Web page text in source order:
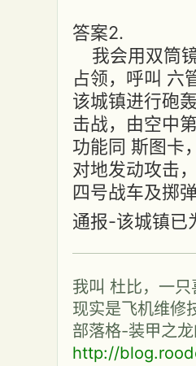
答案2.
我会用双筒
占领，呼叫 六
该城镇进行砲
击战，由空中
功能同 斯图卡
对地发动攻击
四号战车及掷
通报-该城镇
我叫 杜比，一
现实是飞机维修
部落格-装甲之
http://